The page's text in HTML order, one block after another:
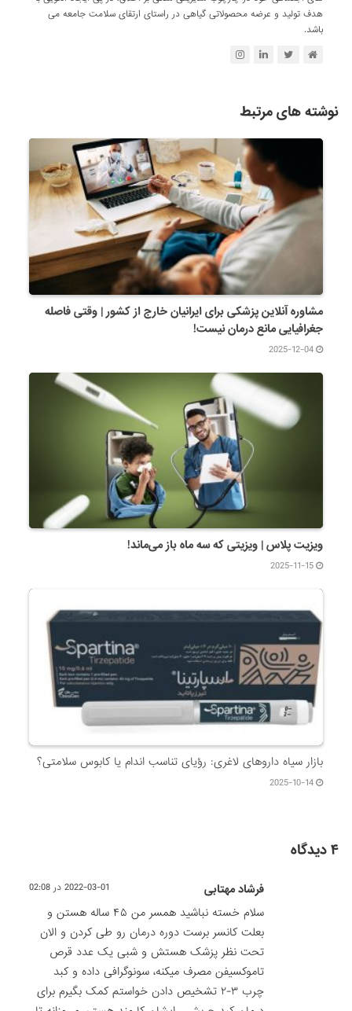
هدف تولید و عرضه محصولاتی گیاهی در راستای ارتقای سلامت جامعه می
باشد.
نوشته های مرتبط
مشاوره آنلاین پزشکی برای ایرانیان خارج از کشور | وقتی فاصله
جغرافیایی مانع درمان نیست!
2025-12-04
ویزیت پلاس | ویزیتی که سه ماه باز می‌ماند!
2025-11-15
بازار سیاه داروهای لاغری: رؤیای تناسب اندام یا کابوس سلامتی؟
2025-10-14
۴ دیدگاه
فرشاد مهتابی 2022-03-01 در 02:08
سلام خسته نباشید همسر من ۴۵ ساله هستن و
بعلت کانسر برست دوره درمان رو طی کردن و الان
تحت نظر پزشک هستش و شبی یک عدد قرص
تاموکسیفن مصرف میکنه، سونوگرافی داده و کبد
چرب ۳-۲ تشخیص دادن خواستم کمک بگیرم برای